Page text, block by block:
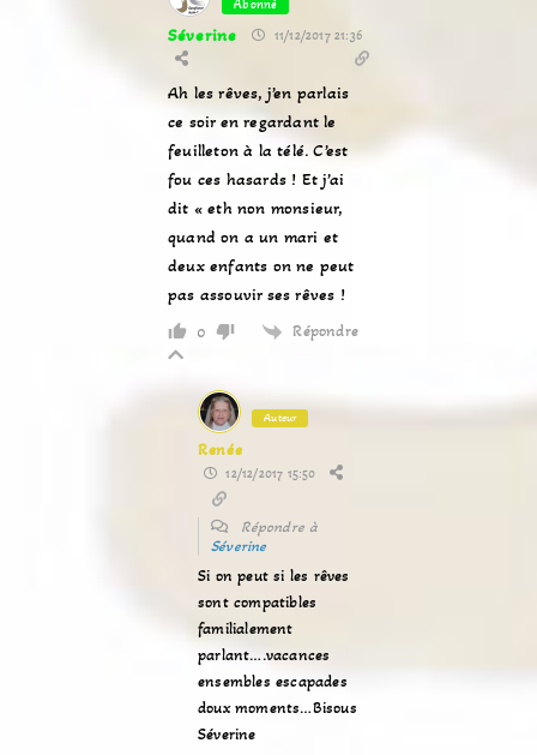
Abonné
Séverine 11/12/2017 21:36
Ah les rêves, j’en parlais
ce soir en regardant le
feuilleton à la télé. C’est
fou ces hasards ! Et j’ai
dit « eth non monsieur,
quand on a un mari et
deux enfants on ne peut
pas assouvir ses rêves !
0 Répondre
Auteur
Renée
12/12/2017 15:50
Répondre à
Séverine
Si on peut si les rêves
sont compatibles
familialement
parlant….vacances
ensembles escapades
doux moments…Bisous
Séverine